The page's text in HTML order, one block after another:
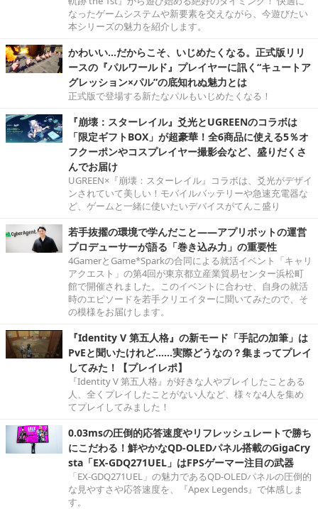
なったゲームシステムや新要素を交えながら、今遊びたい
本シリーズの魅力を紹介します。
かわいい…だからこそ、いじめたくなる。正式版リリ
ースの『パルワールド』プレイヤーに訊く“キュートア
グレッション×パル”の底知れぬ魅力とは
正式版で登場する新たなパルもいじめたくなる！
『崩壊：スターレイル』爻光とUGREENのコラボは
「限定ギフトBOX」が超豪華！全6商品に使える5％オ
フクーポンやコスプレイヤー撮影会など、盛りだくさ
んでお届け
UGREEN×『崩壊：スターレイル』コラボは、爻光がデザイ
ンされていて美しい！モバイルバッテリーや急速充電器な
ど、ゲームと一緒に使いたいデバイスがてんこ盛り
若手抜擢の環境で学んだこと――アプリボットの運営
プロデューサーが語る「巻き込み力」の重要性
4GamerとGame*Sparkの合同による就活イベント「キャリ
アクエスト」の第4回が東京都立産業貿易センター浜松町
館で開催されました。このイベントに合わせ、自身の就活
時のエピソードを若手クリエイターに聞いてみたので、そ
の模様をお届けします。
『Identity V 第五人格』の新モード「手記の加筆」は
PvEと聞いたけれど……実際どうなの？集まってプレイ
してみた！【プレイレポ】
『Identity V 第五人格』が好きな人やプレイしたことある
人、全くプレイしたことがない人など、様々な4人を集め
てプレイしてみました！
0.03msの圧倒的応答速度やリフレッシュレートで勝ち
にこだわる！鮮やかなQD-OLEDパネル搭載のGigaCry
sta「EX-GDQ271UEL」はFPSゲーマー注目の武器
「EX-GDQ271UEL」の魅力であるQD-OLEDパネルの圧倒的
な見やすさや応答速度を、『Apex Legends』で体感しま
す。